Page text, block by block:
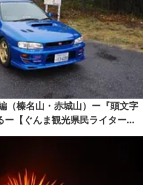
（榛名山・赤城山）ー『頭文字
ー【ぐんま観光県民ライター